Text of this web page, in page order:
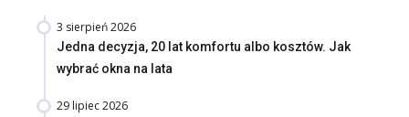
3 sierpień 2026
Jedna decyzja, 20 lat komfortu albo kosztów. Jak
wybrać okna na lata
29 lipiec 2026